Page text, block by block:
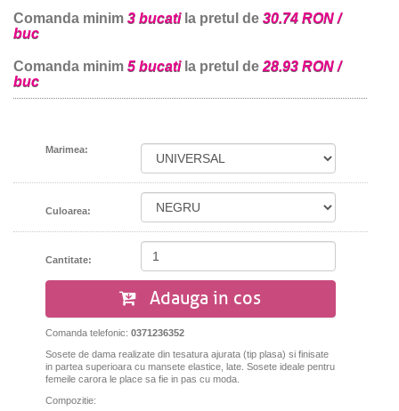
Comanda minim 3 bucatila pretul de 30.74 RON /
buc
Comanda minim 5 bucatila pretul de 28.93 RON /
buc
Marimea:
Culoarea:
Cantitate:
Adauga in cos
Comanda telefonic: 0371236352
Sosete de dama realizate din tesatura ajurata (tip plasa) si finisate
in partea superioara cu mansete elastice, late. Sosete ideale pentru
femeile carora le place sa fie in pas cu moda.
Compozitie: